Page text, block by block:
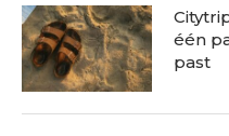
één
past